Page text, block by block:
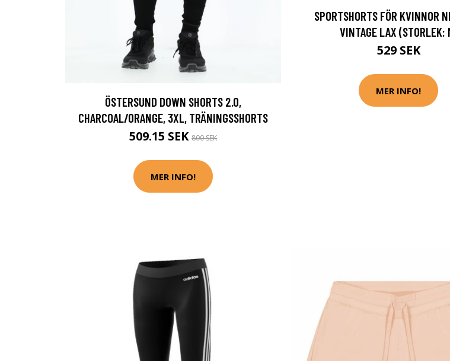
ÖSTERSUND DOWN SHORTS 2.0,
CHARCOAL/ORANGE, 3XL, TRÄNINGSSHORTS
509.15 SEK 800 SEK
MER INFO!
SPORTSHORTS FÖR KVINNOR
VINTAGE LAX (STORLEK:
529 SEK
MER INFO!